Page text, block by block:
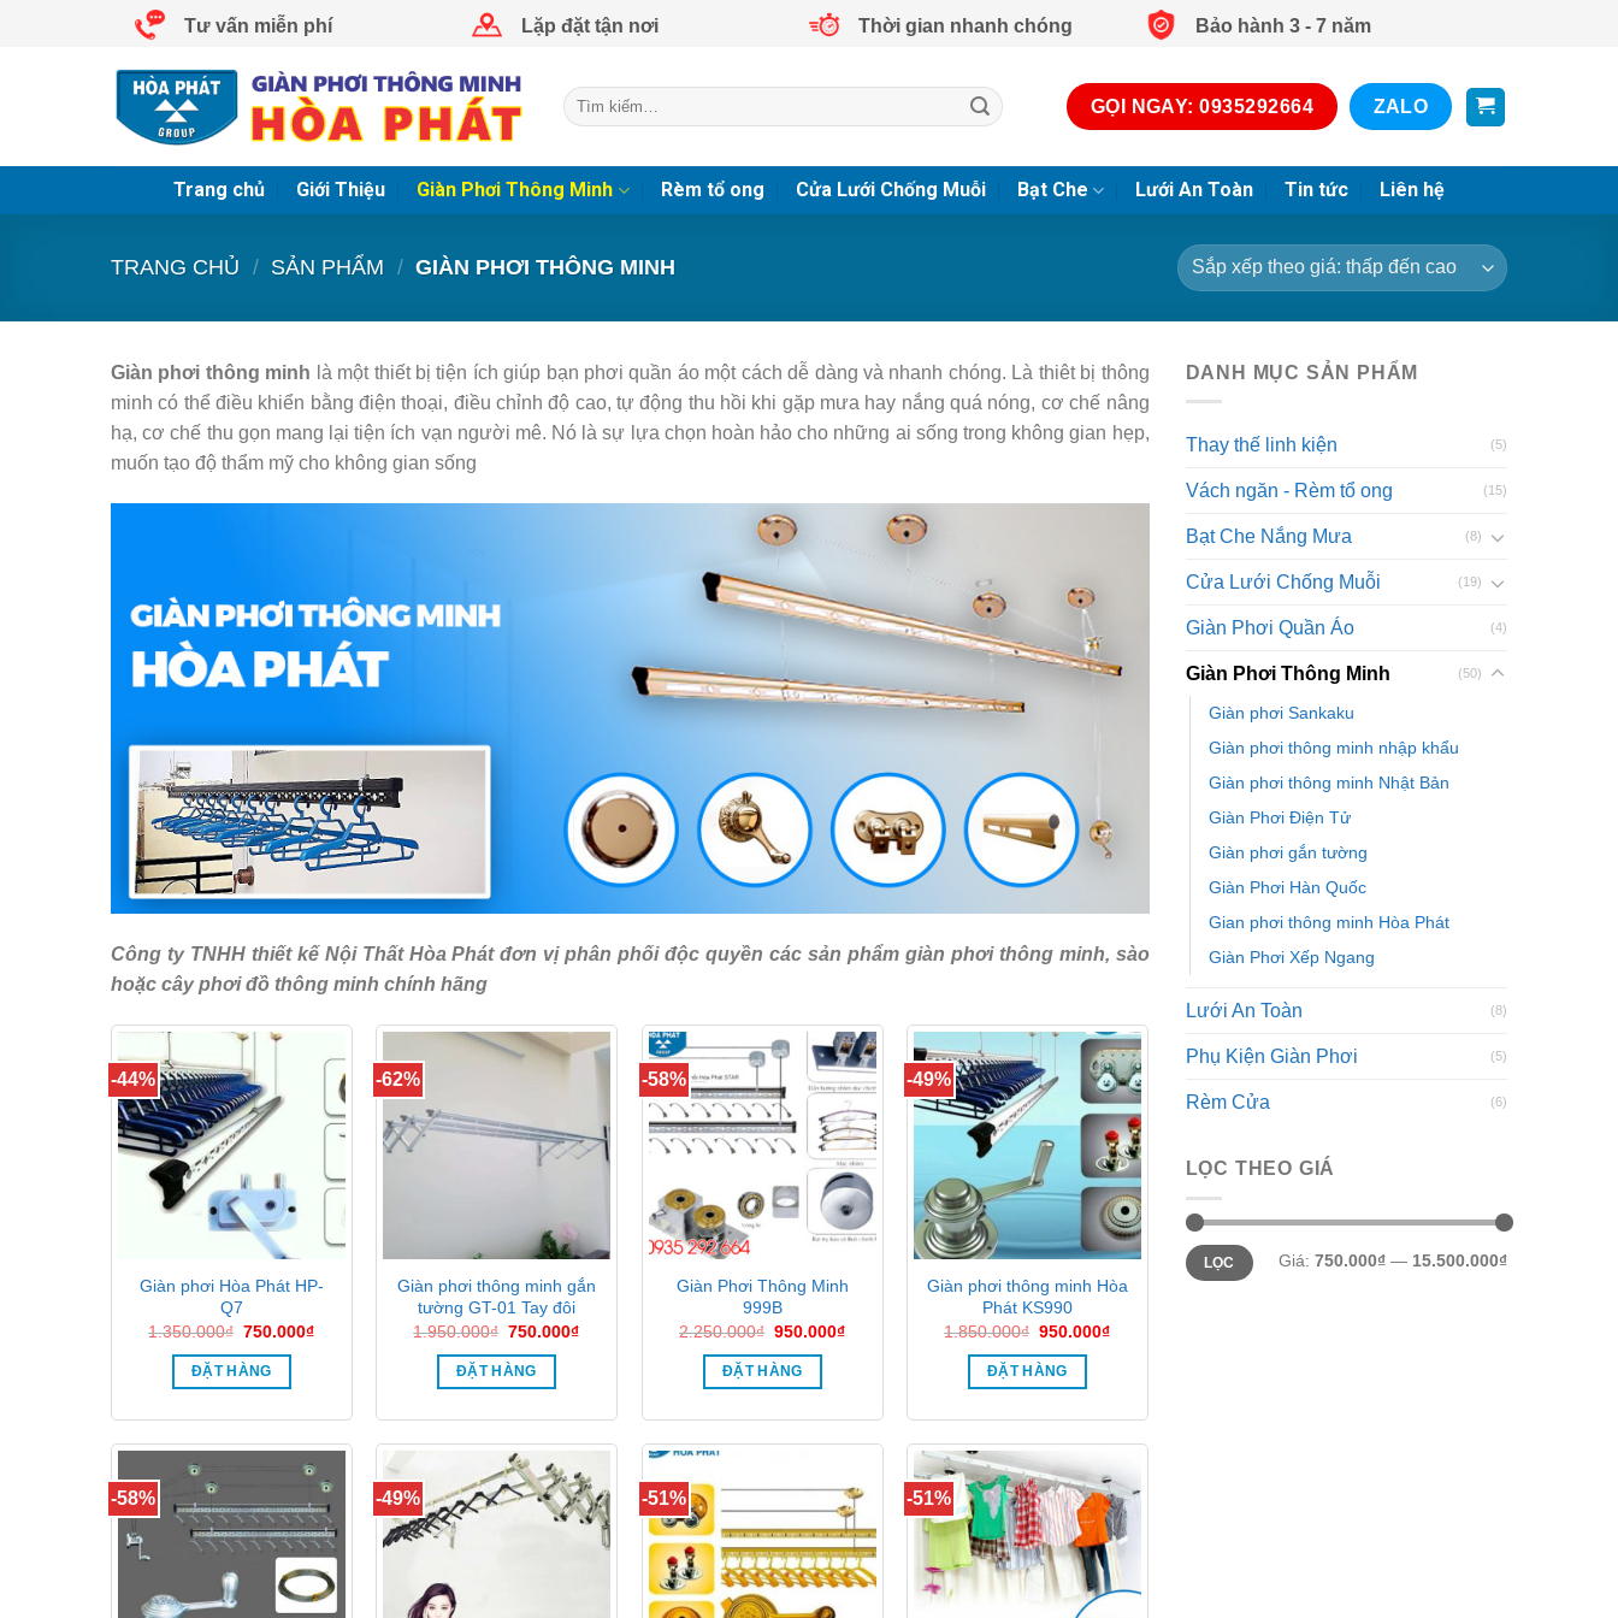
Tư vấn miễn phí Lặp đặt tận nơi Thời gian nhanh chóng Bảo hành 3 - 7 năm
Tìm
kiếm:
GỌI NGAY: 0935292664 ZALO
Trang chủ Giới Thiệu Giàn Phơi Thông Minh Rèm tổ ong Cửa Lưới Chống Muỗi Bạt Che Lưới An Toàn Tin tức Liên hệ
TRANG CHỦ / SẢN PHẨM / GIÀN PHƠI THÔNG MINH
Giàn phơi thông minh là một thiết bị tiện ích giúp bạn phơi quần áo một cách dễ dàng và nhanh chóng. Là thiêt bị thông
minh có thể điều khiển bằng điện thoại, điều chỉnh độ cao, tự động thu hồi khi gặp mưa hay nắng quá nóng, cơ chế nâng
hạ, cơ chế thu gọn mang lại tiện ích vạn người mê. Nó là sự lựa chọn hoàn hảo cho những ai sống trong không gian hẹp,
muốn tạo độ thẩm mỹ cho không gian sống
Công ty TNHH thiết kế Nội Thất Hòa Phát đơn vị phân phối độc quyền các sản phẩm giàn phơi thông minh, sào
hoặc cây phơi đồ thông minh chính hãng
-44%
Giàn phơi Hòa Phát HP-
Q7
1.350.000₫ Giá
là:
1.350.000₫.
750.000₫Giá
ĐẶT HÀNG
-62%
Giàn phơi thông minh gắn
tường GT-01 Tay đôi
1.950.000₫ Giá
là:
1.950.000₫.
750.000₫Giá
ĐẶT HÀNG
-58%
Giàn Phơi Thông Minh
999B
2.250.000₫ Giá
là:
2.250.000₫.
950.000₫Giá
ĐẶT HÀNG
-49%
Giàn phơi thông minh Hòa
Phát KS990
1.850.000₫ Giá
là:
1.850.000₫.
950.000₫Giá
ĐẶT HÀNG
-58% -49% -51% -51%
DANH MỤC SẢN PHẨM
Thay thế linh kiện (5)
Vách ngăn - Rèm tổ ong (15)
Bạt Che Nắng Mưa (8)
Cửa Lưới Chống Muỗi (19)
Giàn Phơi Quần Áo (4)
Giàn Phơi Thông Minh (50)
Giàn phơi Sankaku
Giàn phơi thông minh nhập khẩu
Giàn phơi thông minh Nhật Bản
Giàn Phơi Điện Tử
Giàn phơi gắn tường
Giàn Phơi Hàn Quốc
Gian phơi thông minh Hòa Phát
Giàn Phơi Xếp Ngang
Lưới An Toàn (8)
Phụ Kiện Giàn Phơi (5)
Rèm Cửa (6)
LỌC THEO GIÁ
Giá
tối
thiểu
Giá
tối
đa
LỌC Giá: 750.000₫ — 15.500.000₫